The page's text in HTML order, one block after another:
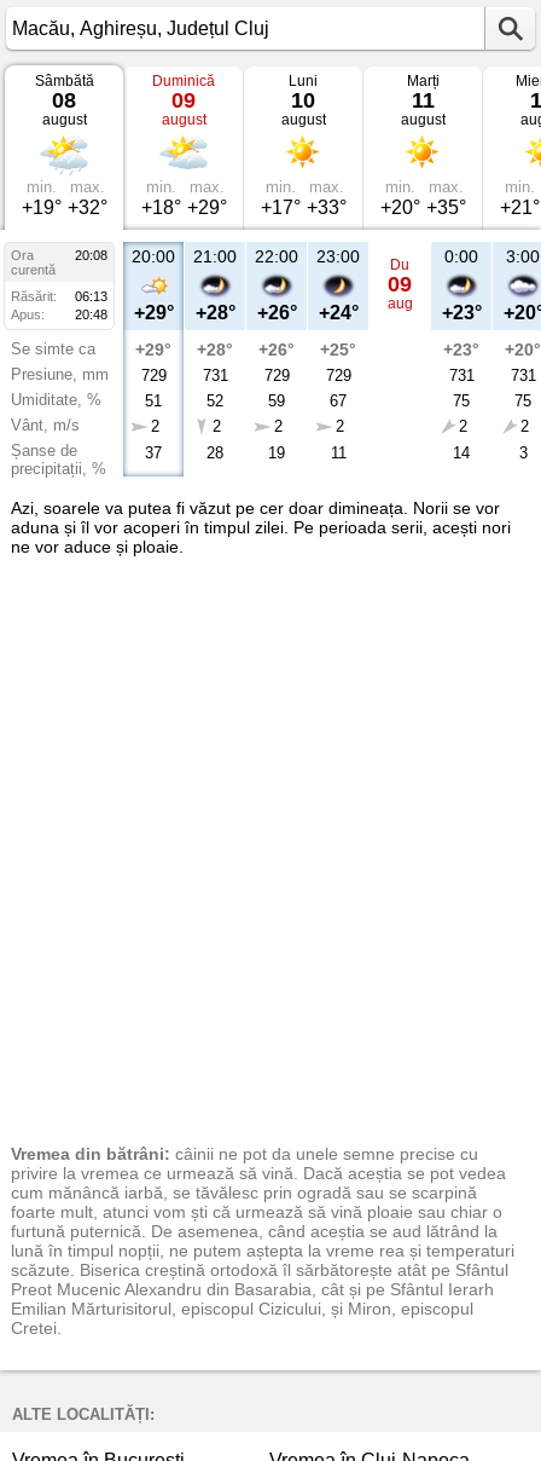
Vremea
Macău
Aghireșu,
Județul
Cluj
Sâmbătă
08
august
min.
+19°
max.
+32°
Duminică
09
august
min.
+18°
max.
+29°
Luni
10
august
min.
+17°
max.
+33°
Marți
11
august
min.
+20°
max.
+35°
min.
+21°
Ora
20:08
curentă
Răsărit:
06:13
Apus:
20:48
Se simte ca
Presiune, mm
Umiditate, %
Vânt, m/s
Șanse de
precipitații, %
20:00
+29°
+29°
729
51
2
37
21:00
+28°
+28°
731
52
2
28
22:00
+26°
+26°
729
59
2
19
23:00
+24°
+25°
729
67
2
11
Du
09
aug
0:00
+23°
+23°
731
75
2
14
3:00
+20°
731
75
2
3
Azi, soarele va putea fi văzut pe cer doar dimineața. Norii se vor
aduna și îl vor acoperi în timpul zilei. Pe perioada serii, acești nori
ne vor aduce și ploaie.
Vremea din bătrâni: câinii ne pot da unele semne precise cu
privire la vremea ce urmează să vină. Dacă aceștia se pot vedea
cum mănâncă iarbă, se tăvălesc prin ogradă sau se scarpină
foarte mult, atunci vom ști că urmează să vină ploaie sau chiar o
furtună puternică. De asemenea, când aceștia se aud lătrând la
lună în timpul nopții, ne putem aștepta la vreme rea și temperaturi
scăzute. Biserica creștină ortodoxă îl sărbătorește atât pe Sfântul
Preot Mucenic Alexandru din Basarabia, cât și pe Sfântul Ierarh
Emilian Mărturisitorul, episcopul Cizicului, și Miron, episcopul
Cretei.
ALTE LOCALITĂȚI: